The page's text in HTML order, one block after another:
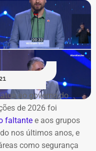
ao governo do
de 2026 foi
faltante e aos grupos
nos últimos anos, e
como segurança